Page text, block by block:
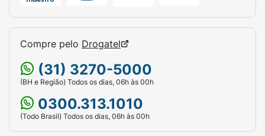
Compre pelo Drogatel
(31) 3270-5000
(BH e Região) Todos os dias, 06h às 00h
0300.313.1010
(Todo Brasil) Todos os dias, 06h às 00h